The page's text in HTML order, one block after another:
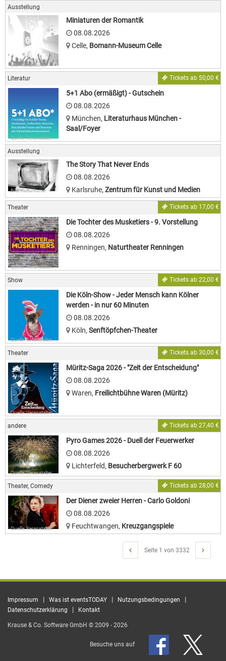
Ausstellung
Bild: Kulturkurier
Miniaturen der Romantik
08.08.2026
Celle, Bomann-Museum Celle
Literatur Tickets ab 50,00 €
Quelle: Veranstalter
5+1 Abo (ermäßigt) - Gutschein
08.08.2026
München, Literaturhaus München -
Saal/Foyer
Ausstellung
Bild: Kulturkurier
The Story That Never Ends
08.08.2026
Karlsruhe, Zentrum für Kunst und Medien
Theater Tickets ab 17,00 €
Quelle: Veranstalter
Die Tochter des Musketiers - 9. Vorstellung
08.08.2026
Renningen, Naturtheater Renningen
Show Tickets ab 22,00 €
Quelle: Veranstalter
Die Köln-Show - Jeder Mensch kann Kölner
werden - in nur 60 Minuten
08.08.2026
Köln, Senftöpfchen-Theater
Theater Tickets ab 30,00 €
Quelle: Veranstalter
Müritz-Saga 2026 - "Zeit der Entscheidung"
08.08.2026
Waren, Freilichtbühne Waren (Müritz)
andere Tickets ab 27,40 €
Quelle: Veranstalter
Pyro Games 2026 - Duell der Feuerwerker
08.08.2026
Lichterfeld, Besucherbergwerk F 60
Theater, Comedy Tickets ab 28,00 €
Quelle: Veranstalter
Der Diener zweier Herren - Carlo Goldoni
08.08.2026
Feuchtwangen, Kreuzgangspiele
Seite 1 von 3332
Impressum | Was ist eventsTODAY | Nutzungsbedingungen |
Datenschutzerklärung | Kontakt
Krause & Co. Software GmbH © 2009 - 2026
Besuche uns auf